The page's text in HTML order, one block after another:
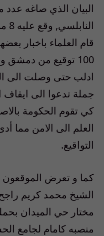
البيان الذي صاغه
قام العلماء باخبار
100 توقيع من
ادلب حتى وصلت الى
كي تقوم الحكومة
العلم الى الامن مما
التواقيع.
كما و تعرض
الشيخ محمد كريم
مختار حي الميدان
منصبه كامام لجامع